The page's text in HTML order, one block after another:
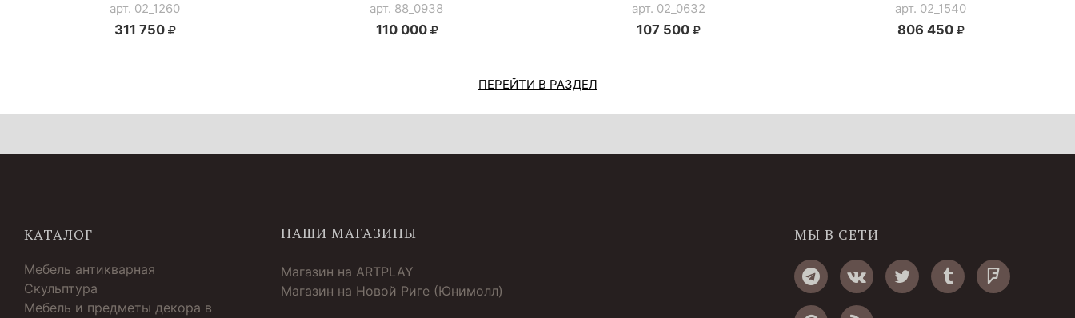
арт. 02_1260
311 750
арт. 88_0938
110 000
арт. 02_0632
107 500
арт. 02_1540
806 450
ПЕРЕЙТИ В РАЗДЕЛ
КАТАЛОГ
Мебель антикварная
Скульптура
Мебель и предметы декора в
НАШИ МАГАЗИНЫ
Магазин на ARTPLAY
Магазин на Новой Риге (Юнимолл)
МЫ В СЕТИ